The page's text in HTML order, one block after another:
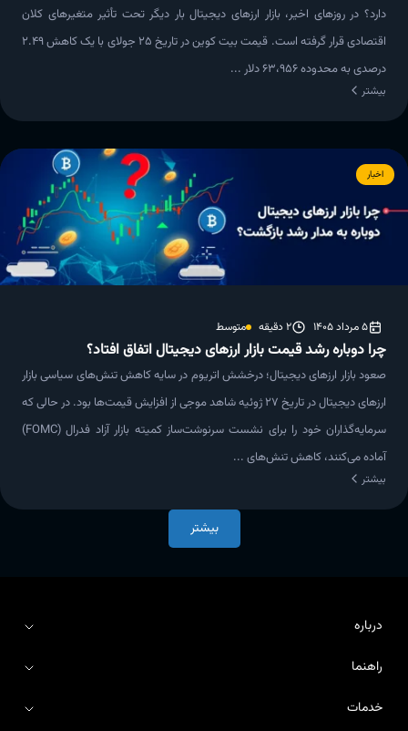
دارد؟ در روزهای اخیر، بازار ارزهای دیجیتال بار دیگر تحت تأثیر متغیرهای کلان
اقتصادی قرار گرفته است. قیمت بیت کوین در تاریخ ۲۵ جولای با یک کاهش ۲.۴۹
درصدی به محدوده ۶۳،۹۵۶ دلار ...
بیشتر
اخبار
5 مرداد 1405 2 دقیقه متوسط
چرا دوباره رشد قیمت بازار ارزهای دیجیتال اتفاق افتاد؟
صعود بازار ارزهای دیجیتال؛ درخشش اتریوم در سایه کاهش تنش‌های سیاسی بازار
ارزهای دیجیتال در تاریخ ۲۷ ژوئیه شاهد موجی از افزایش قیمت‌ها بود. در حالی که
سرمایه‌گذاران خود را برای نشست سرنوشت‌ساز کمیته بازار آزاد فدرال (FOMC)
آماده می‌کنند، کاهش تنش‌های ...
بیشتر
بیشتر
درباره
درباره آریومکس
بلاگ آریومکس
راهنما
اطلاعیه‌ها
خدمات